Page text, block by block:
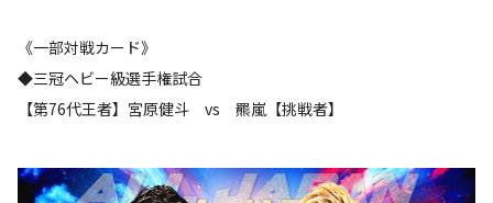
《一部対戦カード》
◆三冠ヘビー級選手権試合
【第76代王者】宮原健斗 vs 羆嵐【挑戦者】